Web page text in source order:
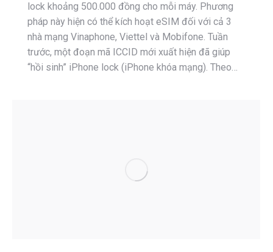
lock khoảng 500.000 đồng cho mỗi máy. Phương
pháp này hiện có thể kích hoạt eSIM đối với cả 3
nhà mạng Vinaphone, Viettel và Mobifone. Tuần
trước, một đoạn mã ICCID mới xuất hiện đã giúp
“hồi sinh” iPhone lock (iPhone khóa mạng). Theo…